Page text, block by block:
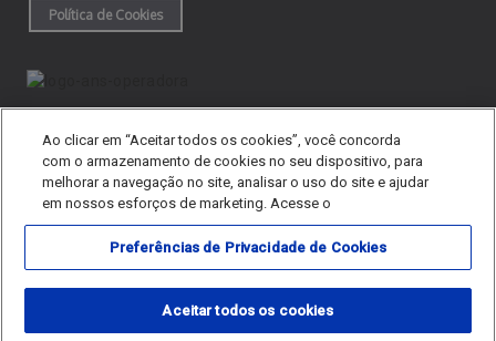
Política de Cookies
© 2025 [object Object].
Todos os direitos reservados.
Diretor Médico do [object Object]: [object Object]
Ao clicar em “Aceitar todos os cookies”, você concorda
com o armazenamento de cookies no seu dispositivo, para
melhorar a navegação no site, analisar o uso do site e ajudar
em nossos esforços de marketing. Acesse o
Preferências de Privacidade de Cookies
Aceitar todos os cookies